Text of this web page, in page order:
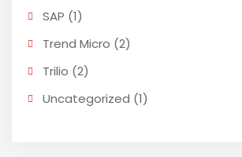
SAP (1)
Trend Micro (2)
Trilio (2)
Uncategorized (1)